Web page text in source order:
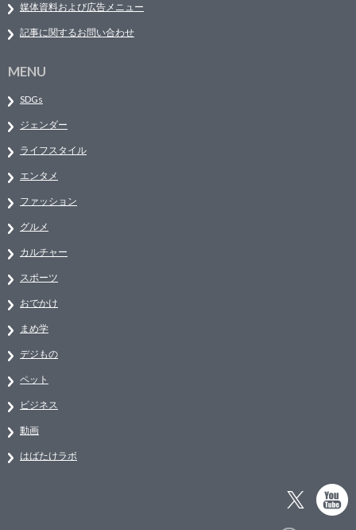
媒体資料および広告メニュー
記事に関するお問い合わせ
MENU
SDGs
ジェンダー
ライフスタイル
エンタメ
ファッション
グルメ
カルチャー
スポーツ
おでかけ
まめ学
デジもの
ペット
ビジネス
動画
はばたけラボ